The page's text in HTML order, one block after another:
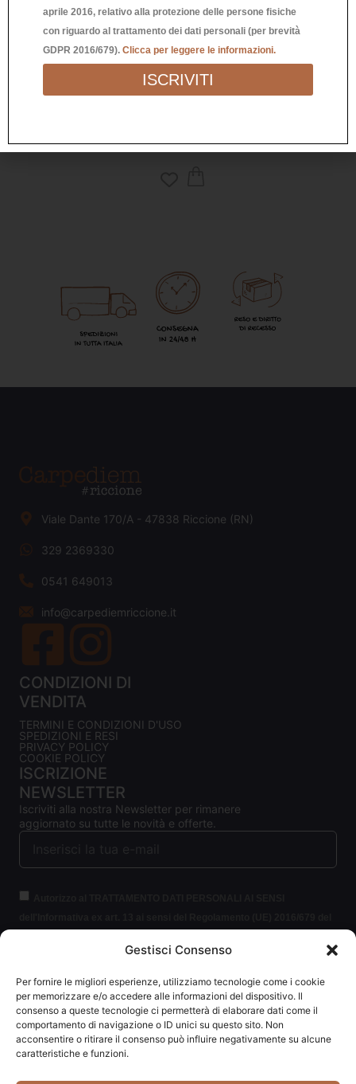
Gestisci Consenso
Per fornire le migliori esperienze, utilizziamo tecnologie come i cookie
per memorizzare e/o accedere alle informazioni del dispositivo. Il
consenso a queste tecnologie ci permetterà di elaborare dati come il
comportamento di navigazione o ID unici su questo sito. Non
acconsentire o ritirare il consenso può influire negativamente su alcune
caratteristiche e funzioni.
PIATTINO QUADRATO MERCI
Viale Dante 170/A - 47838 Riccione (RN)
329 2369330
0541 649013
info@carpediemriccione.it
CONDIZIONI DI
VENDITA
TERMINI E CONDIZIONI D'USO
SPEDIZIONI E RESI
PRIVACY POLICY
COOKIE POLICY
ISCRIZIONE
NEWSLETTER
Iscriviti alla nostra Newsletter per rimanere
aggiornato su tutte le novità e offerte.
protezione delle persone fisiche con riguardo al trattamento dei dati
informazioni.
ISCRIVITI ALLA NEWSLETTER
aprile 2016, relativo alla protezione delle persone fisiche
con riguardo al trattamento dei dati personali (per brevità
GDPR 2016/679). Clicca per leggere le informazioni.
ISCRIVITI